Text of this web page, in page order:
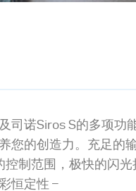
司诺Siros S的多项功
您的创造力。充足的
控制范围，极快的闪光
恒定性 –